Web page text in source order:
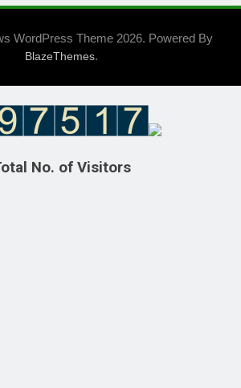
WordPress Theme 2026. Powered By
BlazeThemes.
No. of Visitors